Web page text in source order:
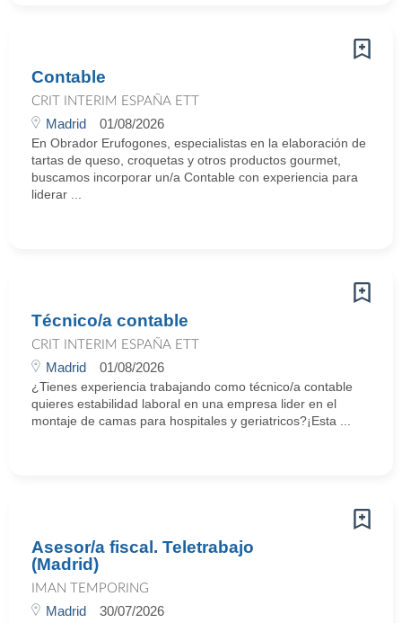
Contable
CRIT INTERIM ESPAÑA ETT
Madrid 01/08/2026
En Obrador Erufogones, especialistas en la elaboración de
tartas de queso, croquetas y otros productos gourmet,
buscamos incorporar un/a Contable con experiencia para
liderar ...
Técnico/a contable
CRIT INTERIM ESPAÑA ETT
Madrid 01/08/2026
¿Tienes experiencia trabajando como técnico/a contable
quieres estabilidad laboral en una empresa lider en el
montaje de camas para hospitales y geriatricos?¡Esta ...
Asesor/a fiscal. Teletrabajo
(Madrid)
IMAN TEMPORING
Madrid 30/07/2026